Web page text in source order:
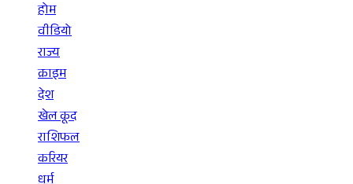
होम
वीडियो
राज्य
क्राइम
देश
खेल कूद
राशिफल
करियर